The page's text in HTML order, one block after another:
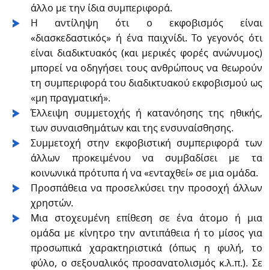
άλλο με την ίδια συμπεριφορά.
Η αντίληψη ότι ο εκφοβισμός είναι
«διασκεδαστικός» ή ένα παιχνίδι. Το γεγονός ότι
είναι διαδικτυακός (και μερικές φορές ανώνυμος)
μπορεί να οδηγήσει τους ανθρώπους να θεωρούν
τη συμπεριφορά του διαδικτυακού εκφοβισμού ως
«μη πραγματική».
Έλλειψη συμμετοχής ή κατανόησης της ηθικής,
των συναισθημάτων και της ενσυναίσθησης.
Συμμετοχή στην εκφοβιστική συμπεριφορά των
άλλων προκειμένου να συμβαδίσει με τα
κοινωνικά πρότυπα ή να «ενταχθεί» σε μια ομάδα.
Προσπάθεια να προσελκύσει την προσοχή άλλων
χρηστών.
Μια στοχευμένη επίθεση σε ένα άτομο ή μια
ομάδα με κίνητρο την αντιπάθεια ή το μίσος για
προσωπικά χαρακτηριστικά (όπως η φυλή, το
φύλο, ο σεξουαλικός προσανατολισμός κ.λ.π.). Σε